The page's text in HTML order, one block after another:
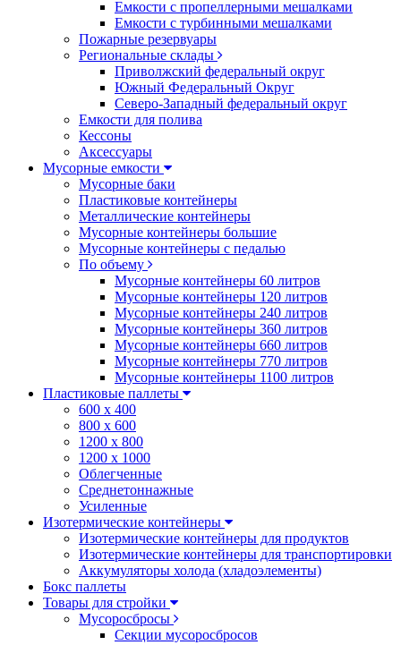
Емкости с пропеллерными мешалками
Емкости с турбинными мешалками
Пожарные резервуары
Региональные склады
Приволжский федеральный округ
Южный Федеральный Округ
Северо-Западный федеральный округ
Емкости для полива
Кессоны
Аксессуары
Мусорные емкости
Мусорные баки
Пластиковые контейнеры
Металлические контейнеры
Мусорные контейнеры большие
Мусорные контейнеры с педалью
По объему
Мусорные контейнеры 60 литров
Мусорные контейнеры 120 литров
Мусорные контейнеры 240 литров
Мусорные контейнеры 360 литров
Мусорные контейнеры 660 литров
Мусорные контейнеры 770 литров
Мусорные контейнеры 1100 литров
Пластиковые паллеты
600 х 400
800 х 600
1200 х 800
1200 х 1000
Облегченные
Среднетоннажные
Усиленные
Изотермические контейнеры
Изотермические контейнеры для продуктов
Изотермические контейнеры для транспортировки
Аккумуляторы холода (хладоэлементы)
Бокс паллеты
Товары для стройки
Мусоросбросы
Секции мусоросбросов